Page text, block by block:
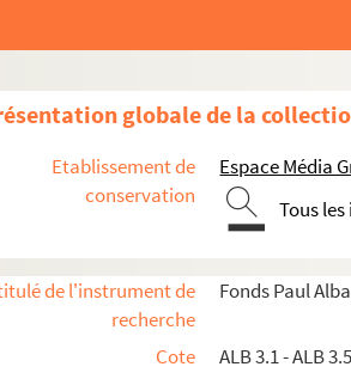
globale de la
Etablissement de
conservation
Espace Média
Tous
de l'instrument de
recherche
Fonds Paul
Cote
ALB 3.1 - ALB
Lettre du bureau du consistoire
Lettre de L. Loustau à Paul
Lettre d'Arnavielle à Paul Albarel
Lettre de Joseph Lhermite à